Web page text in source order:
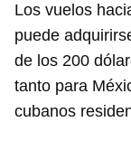
Los vuelos
puede
de los 200
tanto para
cubanos